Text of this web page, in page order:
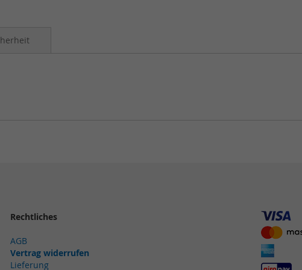
Rechtliches
AGB
Vertrag widerrufen
Lieferung